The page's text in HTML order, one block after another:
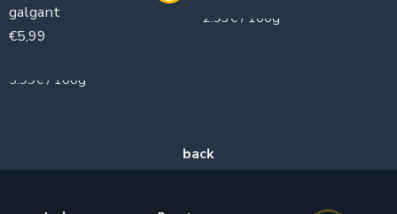
galgant
€5,99
5.99€ / 100g
2.93€ / 100g